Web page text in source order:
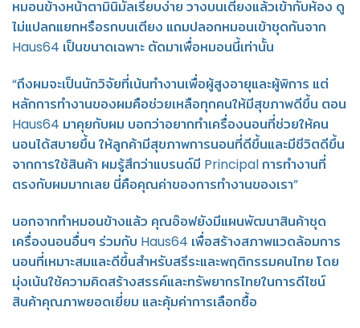
หมอนข้างหน้าตามินิมัลเรียบง่าย วางบนเตียงแล้วเข้ากับห้อง ดู
ไม่แปลกแยกหรือรกบนเตียง แถมปลอกหมอนเข้าชุดกันจาก
Haus64 เป็นขนาดเฉพาะ ตัดมาเพื่อหมอนนี้เท่านั้น
“ถึงผมจะเป็นนักวิจัยที่เน้นทำงานเพื่อผู้สูงอายุและผู้พิการ แต่
หลักการทำงานของผมคือช่วยเหลือทุกคนให้มีสุขภาพดีขึ้น ตอน
Haus64 มาคุยกับผม บอกว่าอยากทำเครื่องนอนที่ช่วยให้คน
นอนได้สบายขึ้น ให้ลูกค้ามีสุขภาพการนอนที่ดีขึ้นและมีชีวิตดีขึ้น
จากการใช้สินค้า ผมรู้สึกว่าแบรนด์มี Principal การทำงานที่
ตรงกับผมมากเลย นี่คือคุณค่าของการทำงานของเรา”
นอกจากทำหมอนข้างแล้ว คุณอ๊อฟยังมีแผนพัฒนาสินค้าชุด
เครื่องนอนอื่นๆ ร่วมกับ Haus64 เพื่อสร้างสภาพแวดล้อมการ
นอนที่เหมาะสมและดีขึ้นสำหรับสรีระและพฤติกรรมคนไทย โดย
มุ่งเน้นใช้ความคิดสร้างสรรค์และทรัพยากรไทยในการดีไซน์
สินค้าคุณภาพยอดเยี่ยม และคุ้มค่าการเลือกซื้อ